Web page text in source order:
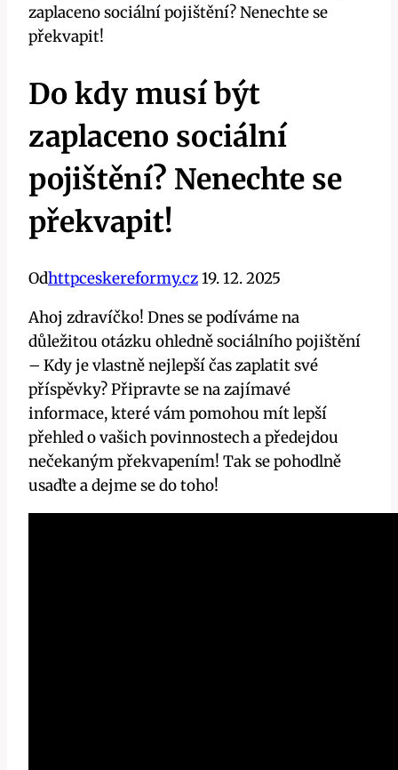
zaplaceno sociální pojištění? Nenechte se
překvapit!
Do kdy musí být
zaplaceno sociální
pojištění? Nenechte se
překvapit!
Odhttpceskereformy.cz19. 12. 2025
Ahoj zdravíčko! Dnes se podíváme na
důležitou otázku ohledně sociálního pojištění
– Kdy je vlastně nejlepší čas zaplatit své
příspěvky? Připravte se na zajímavé
informace, které vám pomohou mít lepší
přehled o vašich povinnostech a předejdou
nečekaným překvapením! Tak se pohodlně
usaďte a dejme se do toho!